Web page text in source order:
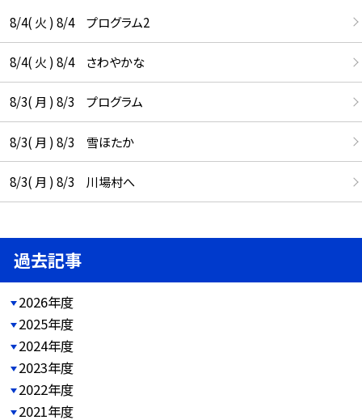
8/4( 火 ) 8/4 プログラム2
8/4( 火 ) 8/4 さわやかな
8/3( 月 ) 8/3 プログラム
8/3( 月 ) 8/3 雪ほたか
8/3( 月 ) 8/3 川場村へ
過去記事
2026年度
2025年度
2024年度
2023年度
2022年度
2021年度